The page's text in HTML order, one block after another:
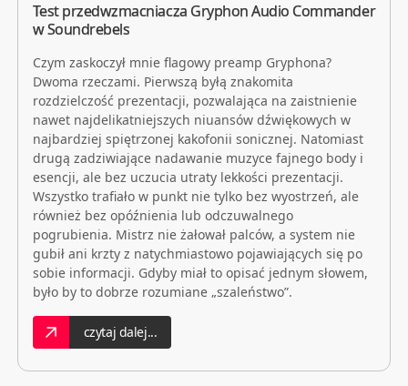
Test przedwzmacniacza Gryphon Audio Commander
w Soundrebels
Czym zaskoczył mnie flagowy preamp Gryphona?
Dwoma rzeczami. Pierwszą byłą znakomita
rozdzielczość prezentacji, pozwalająca na zaistnienie
nawet najdelikatniejszych niuansów dźwiękowych w
najbardziej spiętrzonej kakofonii sonicznej. Natomiast
drugą zadziwiające nadawanie muzyce fajnego body i
esencji, ale bez uczucia utraty lekkości prezentacji.
Wszystko trafiało w punkt nie tylko bez wyostrzeń, ale
również bez opóźnienia lub odczuwalnego
pogrubienia. Mistrz nie żałował palców, a system nie
gubił ani krzty z natychmiastowo pojawiających się po
sobie informacji. Gdyby miał to opisać jednym słowem,
było by to dobrze rozumiane „szaleństwo”.
czytaj dalej...